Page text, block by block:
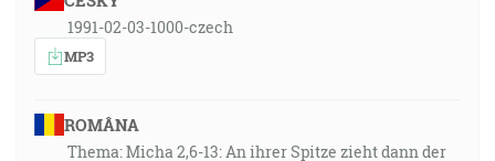
1991-02-03-1000-czech
MP3
ROMÂNA
Thema: Micha 2,6-13: An ihrer Spitze zieht dann der